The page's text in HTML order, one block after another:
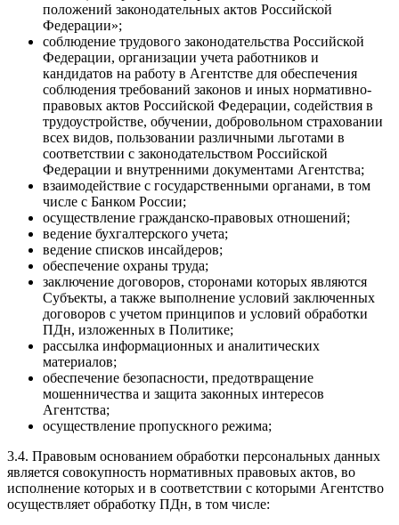
положений законодательных актов Российской
Федерации»;
соблюдение трудового законодательства Российской
Федерации, организации учета работников и
кандидатов на работу в Агентстве для обеспечения
соблюдения требований законов и иных нормативно-
правовых актов Российской Федерации, содействия в
трудоустройстве, обучении, добровольном страховании
всех видов, пользовании различными льготами в
соответствии с законодательством Российской
Федерации и внутренними документами Агентства;
взаимодействие с государственными органами, в том
числе с Банком России;
осуществление гражданско-правовых отношений;
ведение бухгалтерского учета;
ведение списков инсайдеров;
обеспечение охраны труда;
заключение договоров, сторонами которых являются
Субъекты, а также выполнение условий заключенных
договоров с учетом принципов и условий обработки
ПДн, изложенных в Политике;
рассылка информационных и аналитических
материалов;
обеспечение безопасности, предотвращение
мошенничества и защита законных интересов
Агентства;
осуществление пропускного режима;
3.4. Правовым основанием обработки персональных данных
является совокупность нормативных правовых актов, во
исполнение которых и в соответствии с которыми Агентство
осуществляет обработку ПДн, в том числе: